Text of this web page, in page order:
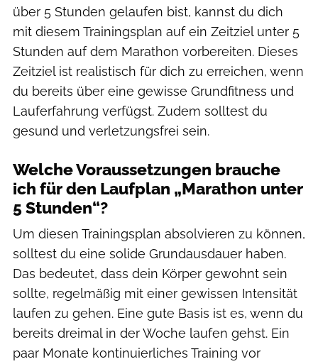
über 5 Stunden gelaufen bist, kannst du dich
mit diesem Trainingsplan auf ein Zeitziel unter 5
Stunden auf dem Marathon vorbereiten. Dieses
Zeitziel ist realistisch für dich zu erreichen, wenn
du bereits über eine gewisse Grundfitness und
Lauferfahrung verfügst. Zudem solltest du
gesund und verletzungsfrei sein.
Welche Voraussetzungen brauche
ich für den Laufplan „Marathon unter
5 Stunden“?
Um diesen Trainingsplan absolvieren zu können,
solltest du eine solide Grundausdauer haben.
Das bedeutet, dass dein Körper gewohnt sein
sollte, regelmäßig mit einer gewissen Intensität
laufen zu gehen. Eine gute Basis ist es, wenn du
bereits dreimal in der Woche laufen gehst. Ein
paar Monate kontinuierliches Training vor